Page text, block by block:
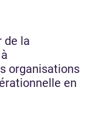
de la
organisations
en